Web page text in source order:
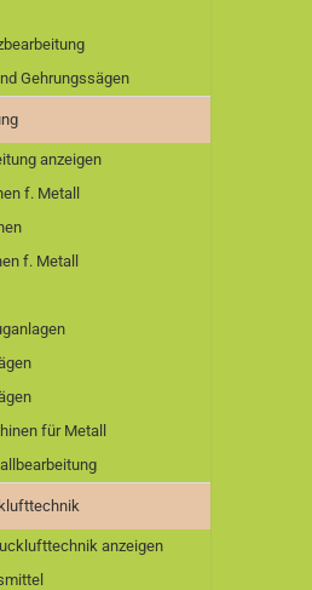
Gehrungssägen
anzeigen
f. Metall
f. Metall
für Metall
anzeigen